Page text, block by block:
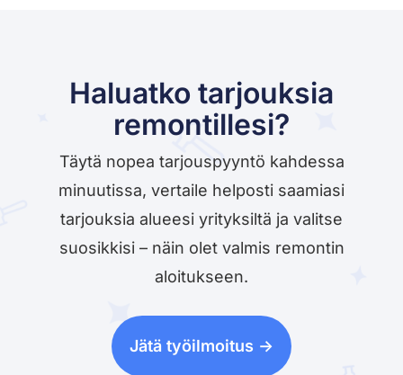
Haluatko tarjouksia
remontillesi?
Täytä nopea tarjouspyyntö kahdessa
minuutissa, vertaile helposti saamiasi
tarjouksia alueesi yrityksiltä ja valitse
suosikkisi – näin olet valmis remontin
aloitukseen.
Jätä työilmoitus ->